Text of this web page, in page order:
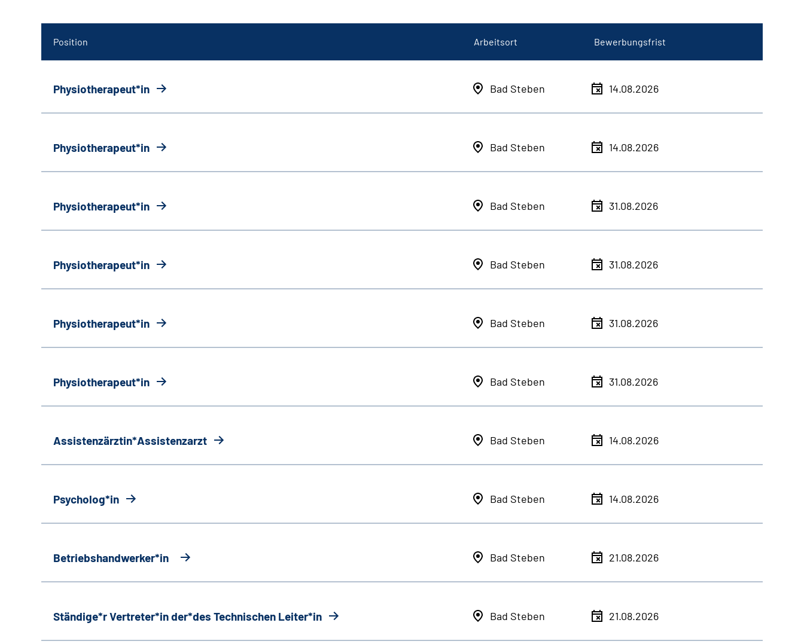
Position Arbeitsort Bewerbungsfrist
Physiotherapeut*in Bad Steben 14.08.2026
Physiotherapeut*in Bad Steben 14.08.2026
Physiotherapeut*in Bad Steben 31.08.2026
Physiotherapeut*in Bad Steben 31.08.2026
Physiotherapeut*in Bad Steben 31.08.2026
Physiotherapeut*in Bad Steben 31.08.2026
Assistenzärztin*Assistenzarzt Bad Steben 14.08.2026
Psycholog*in Bad Steben 14.08.2026
Betriebshandwerker*in Bad Steben 21.08.2026
Ständige*r Vertreter*in der*des Technischen Leiter*in Bad Steben 21.08.2026